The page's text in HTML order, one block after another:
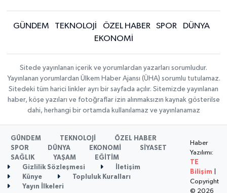
GÜNDEM TEKNOLOJİ ÖZEL HABER SPOR
DÜNYA
EKONOMİ
Sitede yayınlanan içerik ve yorumlardan yazarları sorumludur.
Yayınlanan yorumlardan Ülkem Haber Ajansı (ÜHA) sorumlu tutulamaz.
Sitedeki tüm harici linkler ayrı bir sayfada açılır. Sitemizde yayınlanan
haber, köşe yazıları ve fotoğraflar izin alınmaksızın kaynak gösterilse
dahi, herhangi bir ortamda kullanılamaz ve yayınlanamaz
GÜNDEM TEKNOLOJİ
ÖZEL HABER
SPOR
DÜNYA EKONOMİ
SİYASET
SAĞLIK
YAŞAM
EĞİTİM
Gizlilik Sözleşmesi
İletişim
Künye
Topluluk Kuralları
Yayın İlkeleri
Haber
Yazılımı:
TE
Bilişim
Copyright
© 2026